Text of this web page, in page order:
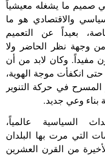
صميم ما يشغله معيشياً
والاقتصادي هو ما
بعيداً عن التعميم
وجهة نظر الحاضر ولا
مفيداً. وكان لابد من أن
انكفأت موجة الهوية،
في حركة التنوير
بناء وعي جديد.
السياسية عالمياً،
التي مرت بها البلدان
الأخيرة من القرن العشرين